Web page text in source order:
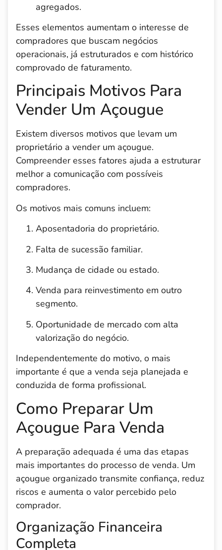
agregados.
Esses elementos aumentam o interesse de
compradores que buscam negócios
operacionais, já estruturados e com histórico
comprovado de faturamento.
Principais Motivos Para
Vender Um Açougue
Existem diversos motivos que levam um
proprietário a vender um açougue.
Compreender esses fatores ajuda a estruturar
melhor a comunicação com possíveis
compradores.
Os motivos mais comuns incluem:
Aposentadoria do proprietário.
Falta de sucessão familiar.
Mudança de cidade ou estado.
Venda para reinvestimento em outro
segmento.
Oportunidade de mercado com alta
valorização do negócio.
Independentemente do motivo, o mais
importante é que a venda seja planejada e
conduzida de forma profissional.
Como Preparar Um
Açougue Para Venda
A preparação adequada é uma das etapas
mais importantes do processo de venda. Um
açougue organizado transmite confiança, reduz
riscos e aumenta o valor percebido pelo
comprador.
Organização Financeira
Completa